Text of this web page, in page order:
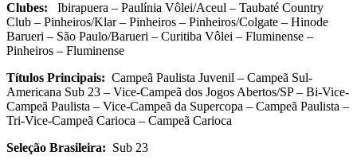
Clubes: Ibirapuera – Paulínia Vôlei/Aceul – Taubaté Country
Club – Pinheiros/Klar – Pinheiros – Pinheiros/Colgate – Hinode
Barueri – São Paulo/Barueri – Curitiba Vôlei – Fluminense –
Pinheiros – Fluminense
Títulos Principais: Campeã Paulista Juvenil – Campeã Sul-
Americana Sub 23 – Vice-Campeã dos Jogos Abertos/SP – Bi-Vice-
Campeã Paulista – Vice-Campeã da Supercopa – Campeã Paulista –
Tri-Vice-Campeã Carioca – Campeã Carioca
Seleção Brasileira: Sub 23